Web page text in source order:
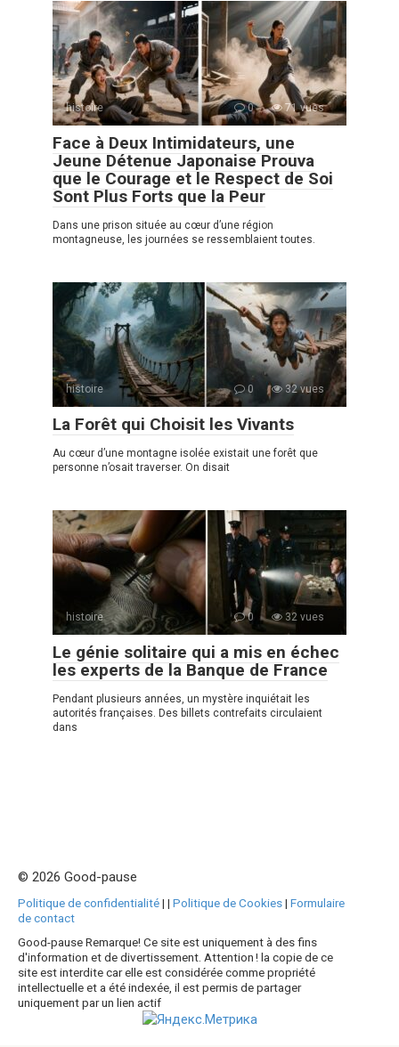
histoire 0 71 vues
Face à Deux Intimidateurs, une
Jeune Détenue Japonaise Prouva
que le Courage et le Respect de Soi
Sont Plus Forts que la Peur
Dans une prison située au cœur d’une région
montagneuse, les journées se ressemblaient toutes.
histoire 0 32 vues
La Forêt qui Choisit les Vivants
Au cœur d’une montagne isolée existait une forêt que
personne n’osait traverser. On disait
histoire 0 32 vues
Le génie solitaire qui a mis en échec
les experts de la Banque de France
Pendant plusieurs années, un mystère inquiétait les
autorités françaises. Des billets contrefaits circulaient
dans
© 2026 Good-pause
Politique de confidentialité| | Politique de Cookies| Formulaire
de contact
Good-pause Remarque! Ce site est uniquement à des fins
d'information et de divertissement. Attention ! la copie de ce
site est interdite car elle est considérée comme propriété
intellectuelle et a été indexée, il est permis de partager
uniquement par un lien actif